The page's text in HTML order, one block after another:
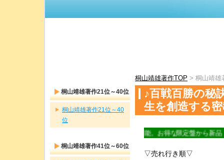
桐山靖雄著作TOP > 桐山靖雄
♪百戦百勝の秘
生を創造する
/一部除く お急ぎ便で当日・翌日お届け可能。お得な限定盤から新品・中
▽売れ行き順▽
桐山靖雄著作21位～40位
桐山靖雄著作21位～40
位
桐山靖雄著作41位～60位